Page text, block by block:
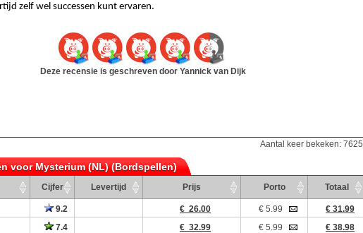
zelf wel successen kunt ervaren.
Deze recensie is geschreven door Yannick van Dijk
Aantal keer bekeken: 7625
voor Mysterium (NL) (Bordspellen)
Cijfer Levertijd Prijs Porto Totaal
9.2 € 26.00 € 5.99
€ 31.99
7.4 € 32.99 € 5.99
€ 38.98